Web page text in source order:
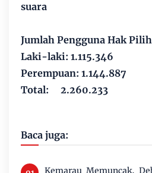
suara
Jumlah Pengguna Hak Pilih
Laki-laki: 1.115.346
Perempuan: 1.144.887
Total: 2.260.233
Baca juga:
Kemarau Memuncak,